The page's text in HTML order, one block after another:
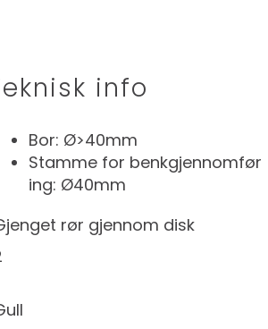
info
Bor: Ø>40mm
Stamme for benkgjennomfør
ing: Ø40mm
rør gjennom disk